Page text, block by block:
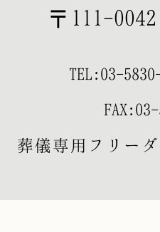
〒111-
TEL: 03-
葬儀専用フリー